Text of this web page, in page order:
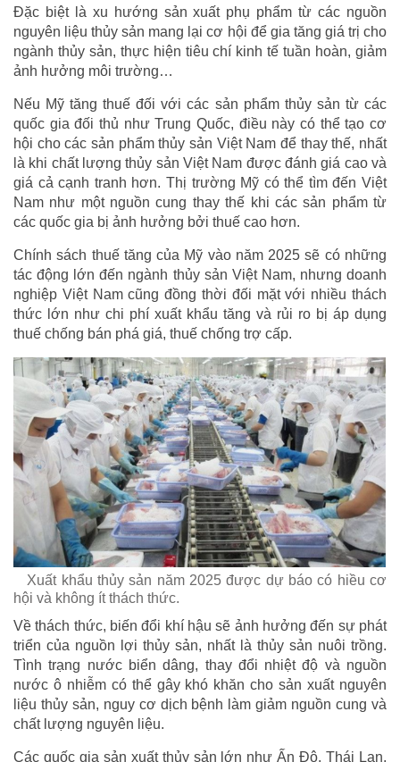
Đặc biệt là xu hướng sản xuất phụ phẩm từ các nguồn
nguyên liệu thủy sản mang lại cơ hội để gia tăng giá trị cho
ngành thủy sản, thực hiện tiêu chí kinh tế tuần hoàn, giảm
ảnh hưởng môi trường…
Nếu Mỹ tăng thuế đối với các sản phẩm thủy sản từ các
quốc gia đối thủ như Trung Quốc, điều này có thể tạo cơ
hội cho các sản phẩm thủy sản Việt Nam để thay thế, nhất
là khi chất lượng thủy sản Việt Nam được đánh giá cao và
giá cả cạnh tranh hơn. Thị trường Mỹ có thể tìm đến Việt
Nam như một nguồn cung thay thế khi các sản phẩm từ
các quốc gia bị ảnh hưởng bởi thuế cao hơn.
Chính sách thuế tăng của Mỹ vào năm 2025 sẽ có những
tác động lớn đến ngành thủy sản Việt Nam, nhưng doanh
nghiệp Việt Nam cũng đồng thời đối mặt với nhiều thách
thức lớn như chi phí xuất khẩu tăng và rủi ro bị áp dụng
thuế chống bán phá giá, thuế chống trợ cấp.
Xuất khẩu thủy sản năm 2025 được dự báo có hiều cơ
hội và không ít thách thức.
Về thách thức, biến đổi khí hậu sẽ ảnh hưởng đến sự phát
triển của nguồn lợi thủy sản, nhất là thủy sản nuôi trồng.
Tình trạng nước biển dâng, thay đổi nhiệt độ và nguồn
nước ô nhiễm có thể gây khó khăn cho sản xuất nguyên
liệu thủy sản, nguy cơ dịch bệnh làm giảm nguồn cung và
chất lượng nguyên liệu.
Các quốc gia sản xuất thủy sản lớn như Ấn Độ, Thái Lan,